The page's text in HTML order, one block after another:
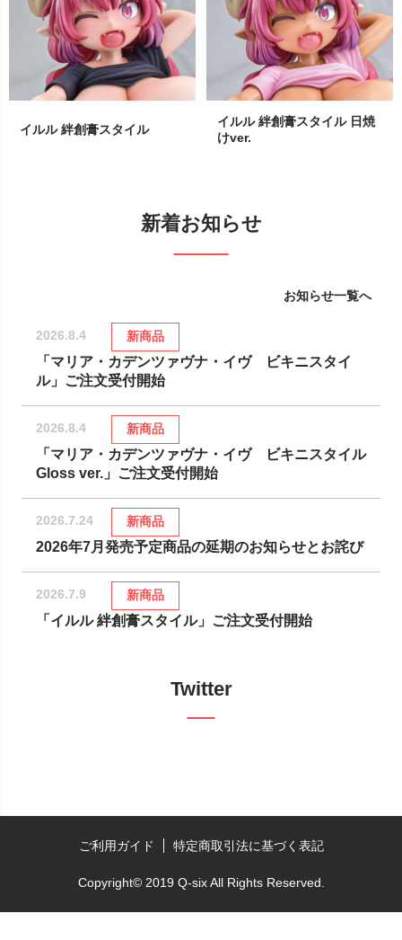
イルル 絆創膏スタイル
イルル 絆創膏スタイル 日焼
けver.
新着お知らせ
お知らせ一覧へ
2026.8.4 新商品
「マリア・カデンツァヴナ・イヴ ビキニスタイ
ル」ご注文受付開始
2026.8.4 新商品
「マリア・カデンツァヴナ・イヴ ビキニスタイル
Gloss ver.」ご注文受付開始
2026.7.24 新商品
2026年7月発売予定商品の延期のお知らせとお詫び
2026.7.9 新商品
「イルル 絆創膏スタイル」ご注文受付開始
Twitter
ご利用ガイド 特定商取引法に基づく表記
Copyright© 2019 Q-six All Rights Reserved.